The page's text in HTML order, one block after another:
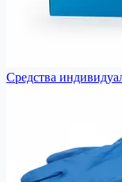
Средства